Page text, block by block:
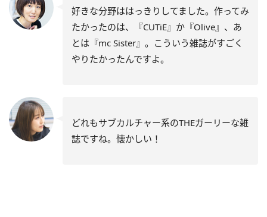
好きな分野ははっきりしてました。作ってみ
たかったのは、『CUTiE』か『Olive』、あ
とは『mc Sister』。こういう雑誌がすごく
やりたかったんですよ。
どれもサブカルチャー系のTHEガーリーな雑
誌ですね。懐かしい！